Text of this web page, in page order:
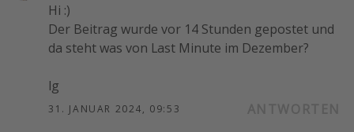
Hi :)
Der Beitrag wurde vor 14 Stunden gepostet und
da steht was von Last Minute im Dezember?
lg
31. JANUAR 2024, 09:53